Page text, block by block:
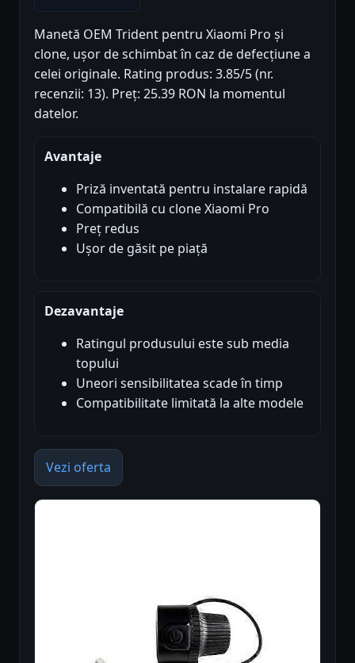
Manetă OEM Trident pentru Xiaomi Pro și
clone, ușor de schimbat în caz de defecțiune a
celei originale. Rating produs: 3.85/5 (nr.
recenzii: 13). Preț: 25.39 RON la momentul
datelor.
Avantaje
Priză inventată pentru instalare rapidă
Compatibilă cu clone Xiaomi Pro
Preț redus
Ușor de găsit pe piață
Dezavantaje
Ratingul produsului este sub media
topului
Uneori sensibilitatea scade în timp
Compatibilitate limitată la alte modele
Vezi oferta